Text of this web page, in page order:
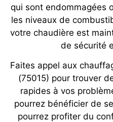
qui sont endommagées
les niveaux de
votre chaudière est
de sécurité
Faites appel aux
(75015) pour trouver
rapides à vos
pourrez bénéficier de
pourrez profiter du